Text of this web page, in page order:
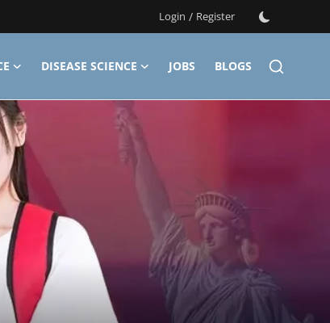
Login / Register
DISEASE SCIENCE JOBS
BLOGS